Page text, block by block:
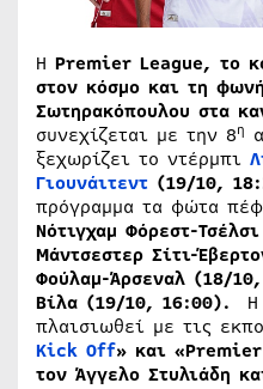
H Premier League, το
στον κόσμο και τη
Σωτηρακόπουλου στα
συνεχίζεται με την 8η
ξεχωρίζει το ντέρμπι
Γιουνάιτεντ (19/10,
πρόγραμμα τα φώτα
Νότιγχαμ Φόρεστ-
Μάντσεστερ Σίτι-
Φούλαμ-Άρσεναλ (18/
Βίλα (19/10, 16:00).
πλαισιωθεί με τις
Kick Off» και
τον Άγγελο Στυλιάδη